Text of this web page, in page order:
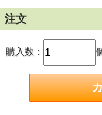
屋外、凹凸面、ざらざ
理石、ポリエチレン、
注文
購入数：